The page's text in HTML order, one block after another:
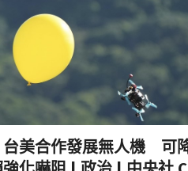
台美合作發展無人機 可